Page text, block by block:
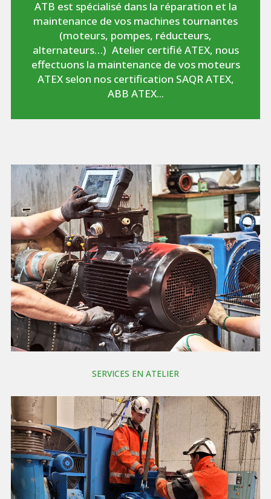
ATB est spécialisé dans la réparation et la
maintenance de vos machines tournantes
(moteurs, pompes, réducteurs,
alternateurs…) Atelier certifié ATEX, nous
effectuons la maintenance de vos moteurs
ATEX selon nos certification SAQR ATEX,
ABB ATEX...
SERVICES EN ATELIER